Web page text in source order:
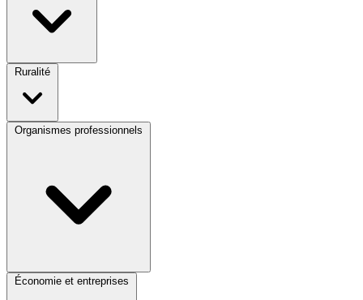
Ruralité
Organismes professionnels
Économie et entreprises